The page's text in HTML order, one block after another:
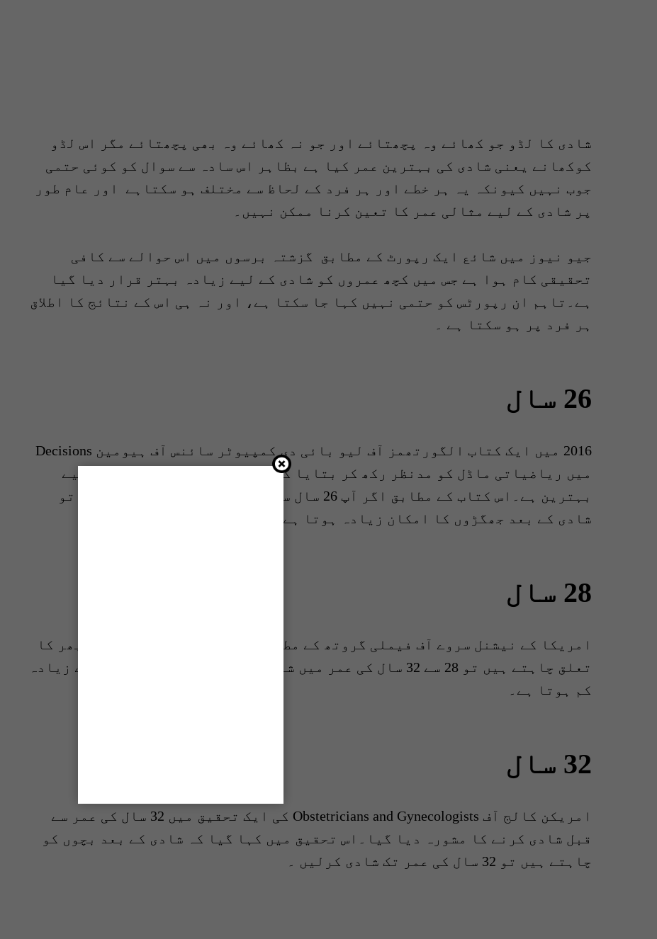
شادی کا لڈو جو کھائے وہ پچھتائے اور جو نہ کھائے وہ بھی پچھتائے مگر اس لڈو
کوکھانے یعنی شادی کی بہترین عمر کیا ہے بظاہر اس سادہ سے سوال کو کوئی حتمی
جوب نہیں کیونکہ یہ ہر خطے اور ہر فرد کے لحاظ سے مختلف ہو سکتاہے اور عام طور
پر شادی کے لیے مثالی عمر کا تعین کرنا ممکن نہیں۔
جیو نیوز میں شائع ایک رپورٹ کے مطابق گزشتہ برسوں میں اس حوالے سے کافی
تحقیقی کام ہوا ہے جس میں کچھ عمروں کو شادی کے لیے زیادہ بہتر قرار دیا گیا
ہے۔تاہم ان رپورٹس کو حتمی نہیں کہا جا سکتا ہے، اور نہ ہی اس کے نتائج کا اطلاق
ہر فرد پر ہو سکتا ہے ۔
26 سال
2016 میں ایک کتاب الگورتھمز آف لیو بائی دی کمپیوٹر سائنس آف ہیومین Decisions
میں ریاضیاتی ماڈل کو مدنظر رکھ کر بتایا گیا کہ 26 سال کی عمر شادی کے لیے
بہترین ہے۔اس کتاب کے مطابق اگر آپ 26 سال سے کم عمر یا زیادہ عمر کے ہیں تو
شادی کے بعد جھگڑوں کا امکان زیادہ ہوتا ہے۔
28 سال
امریکا کے نیشنل سروے آف فیملی گروتھ کے مطابق اگر شریک حیات سے زندگی بھر کا
تعلق چاہتے ہیں تو 28 سے 32 سال کی عمر میں شادی کرنے پر طلاق کا خطرہ سب سے زیادہ
کم ہوتا ہے۔
32 سال
امریکن کالج آف Obstetricians and Gynecologists کی ایک تحقیق میں 32 سال کی عمر سے
قبل شادی کرنے کا مشورہ دیا گیا۔اس تحقیق میں کہا گیا کہ شادی کے بعد بچوں کو
چاہتے ہیں تو 32 سال کی عمر تک شادی کرلیں ۔